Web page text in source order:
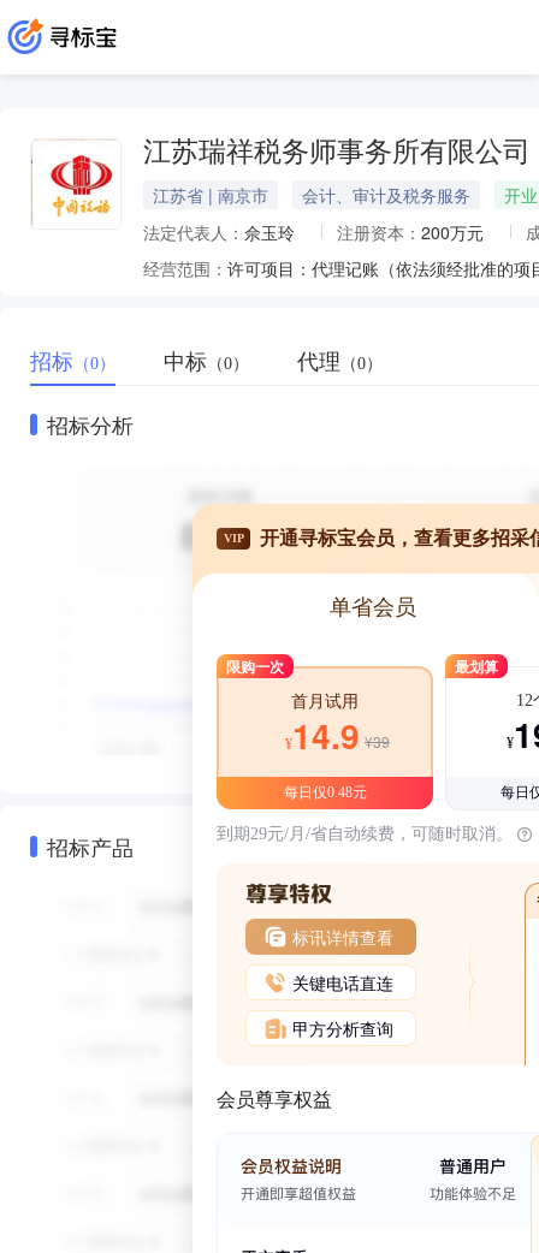
江苏瑞祥税务师事务所有限公司
江苏省 | 南京市 会计、审计及税务服务
开业
法定代表人： 佘玉玲 注册资本： 200万元
经营范围：
招标 （0） 中标 （0） 代理 （0）
招标分析
招标产品
VIP 开通寻标宝会员，查看更多招采
单省会员
限购一次
首月试用
¥14.9 ¥39
每日仅0.48元
最划算
12
¥
每日
到期29元/月/省自动续费，可随时取消。
标讯详情查看
关键电话直连
甲方分析查询
会员尊享权益